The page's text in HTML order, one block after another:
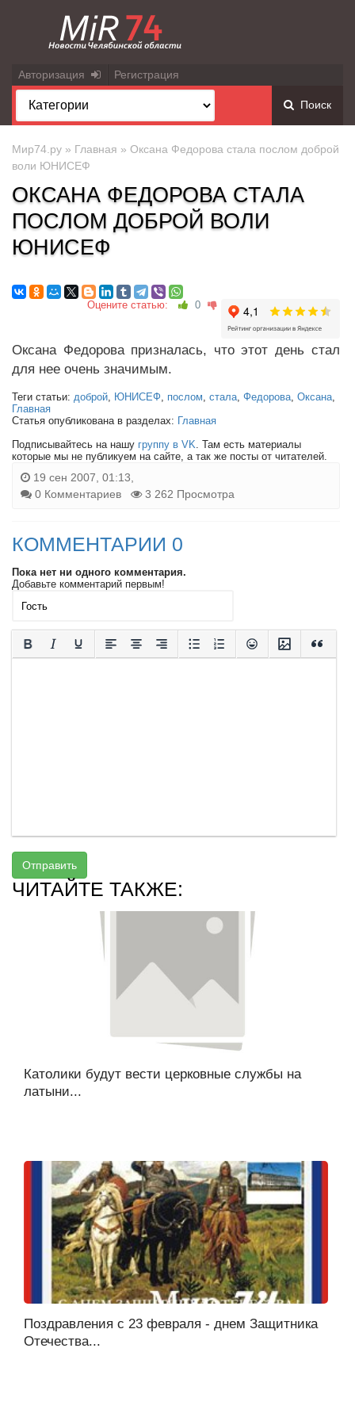
Авторизация Регистрация
Поиск
Мир74.ру » Главная » Оксана Федорова стала послом доброй
воли ЮНИСЕФ
ОКСАНА ФЕДОРОВА СТАЛА
ПОСЛОМ ДОБРОЙ ВОЛИ
ЮНИСЕФ
Оцените статью: 0
Оксана Федорова призналась, что этот день стал
для нее очень значимым.
Теги статьи: доброй, ЮНИСЕФ, послом, стала, Федорова, Оксана,
Главная
Статья опубликована в разделах: Главная
Подписывайтесь на нашу группу в VK. Там есть материалы
которые мы не публикуем на сайте, а так же посты от читателей.
19 сен 2007, 01:13,
0 Комментариев
3 262 Просмотра
КОММЕНТАРИИ 0
Пока нет ни одного комментария.
Добавьте комментарий первым!
Отправить
ЧИТАЙТЕ ТАКЖЕ:
Католики будут вести церковные службы на
латыни...
Поздравления с 23 февраля - днем Защитника
Отечества...